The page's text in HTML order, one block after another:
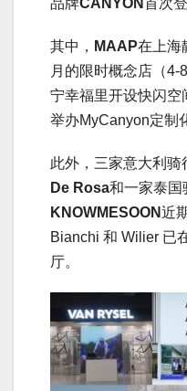
品牌CANYON首次
其中， MAAP在上海
月的限时概念店（4-8
宁幸福里开设快闪
举办MyCanyon定制
此外，三家意大利骑
De Rosa和一家泰国
KNOWMESOON近
Bianchi 和 Wilier 已
厅。